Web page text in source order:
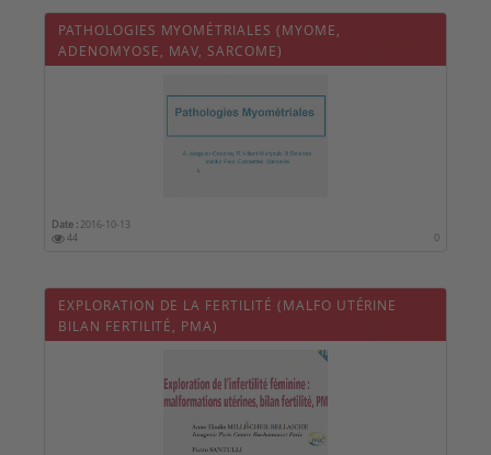
PATHOLOGIES MYOMÉTRIALES (MYOME,
ADENOMYOSE, MAV, SARCOME)
Date : 2016-10-13
44
0
EXPLORATION DE LA FERTILITÉ (MALFO UTÉRINE
BILAN FERTILITÉ, PMA)